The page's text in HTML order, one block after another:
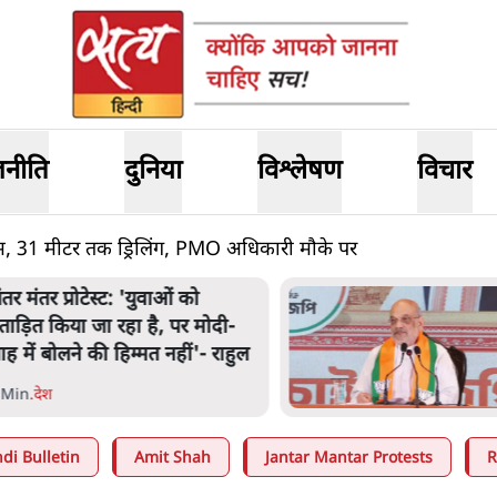
दुनिया विश्लेषण विचार
31 मीटर तक ड्रिलिंग, PMO अधिकारी मौके पर
शाह के संसद में आने पर
करे सरकार': राज्यसभा
ने केंद्र से कहा
.देश
Bulletin Amit Shah Jantar Mantar Protests